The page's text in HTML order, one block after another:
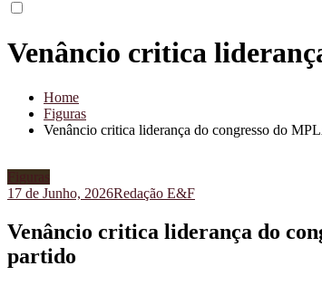
Venâncio critica
Home
Figuras
Venâncio critica liderança do congresso do
Figuras
17 de Junho, 2026Redação E&F
Venâncio critica liderança do
partido